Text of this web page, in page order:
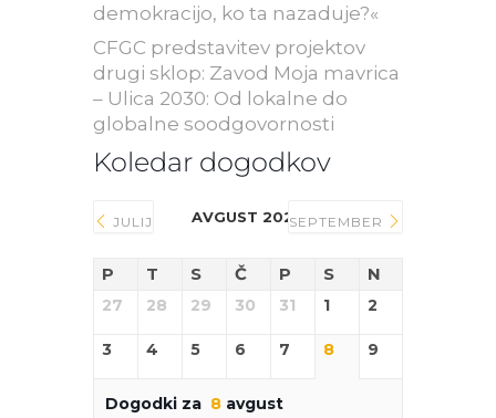
demokracijo, ko ta nazaduje?«
CFGC predstavitev projektov
drugi sklop: Zavod Moja mavrica
– Ulica 2030: Od lokalne do
globalne soodgovornosti
Koledar dogodkov
JULIJ AVGUST 2026SEPTEMBER
P T S Č P S N
27 28 29 30 31 1 2
3 4 5 6 7 8 9
Dogodki za 8 avgust